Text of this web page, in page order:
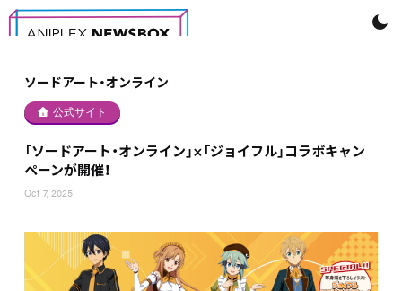
ソードアート・オンライン
公式サイト
「ソードアート・オンライン」×「ジョイフル」コラボキャン
ペーンが開催！
Oct 7, 2025